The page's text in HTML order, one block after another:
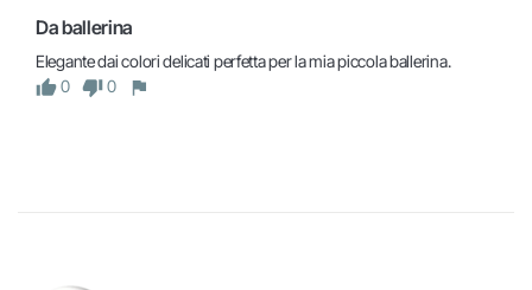
Da ballerina
Elegante dai colori delicati perfetta per la mia piccola ballerina.
0
0